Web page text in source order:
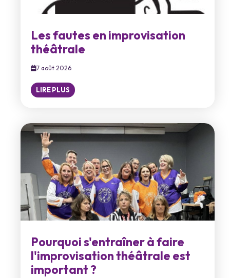
Les fautes en improvisation
théâtrale
7 août 2026
LIRE PLUS
Pourquoi s'entraîner à faire
l'improvisation théâtrale est
important ?